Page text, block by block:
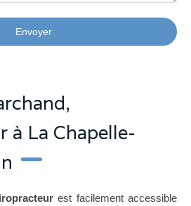
Envoyer
à La Chapelle-
est facilement accessible